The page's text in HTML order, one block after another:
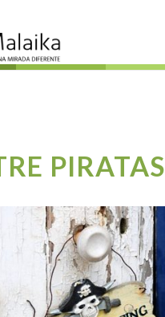
PIRATAS